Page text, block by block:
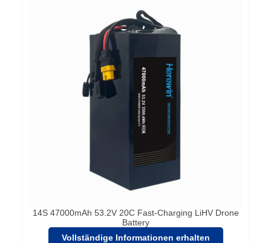
14S 47000mAh 53.2V 20C Fast-Charging LiHV Drone
Battery
Vollständige Informationen erhalten